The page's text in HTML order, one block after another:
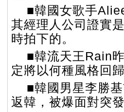
■韓國女歌手
其經理人公司證實
時拍下的。
■韓流天王Rain
定將以何種風格回歸
■韓國男星李勝
返韓，被爆面對突